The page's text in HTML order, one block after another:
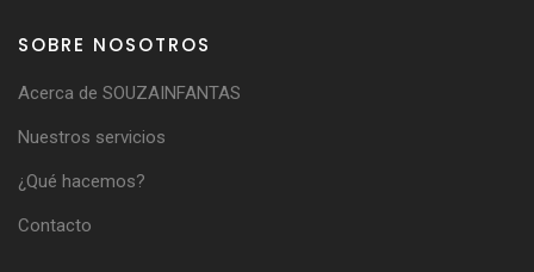
SOBRE NOSOTROS
Acerca de SOUZAINFANTAS
Nuestros servicios
¿Qué hacemos?
Contacto